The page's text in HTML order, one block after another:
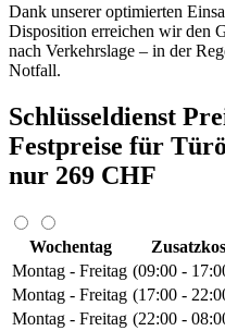
Dank unserer optimierten
Disposition erreichen wir den
nach Verkehrslage – in der
Notfall.
Schlüsseldienst
Festpreise für
nur 269 CHF
Wochentag
Montag - Freitag (09:00 -
Montag - Freitag (17:00 -
Montag - Freitag (22:00 -